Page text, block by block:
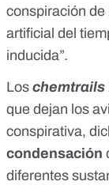
conspiración de
artificial del
inducida”.
Los chemtrails
que dejan los
conspirativa,
condensación
diferentes